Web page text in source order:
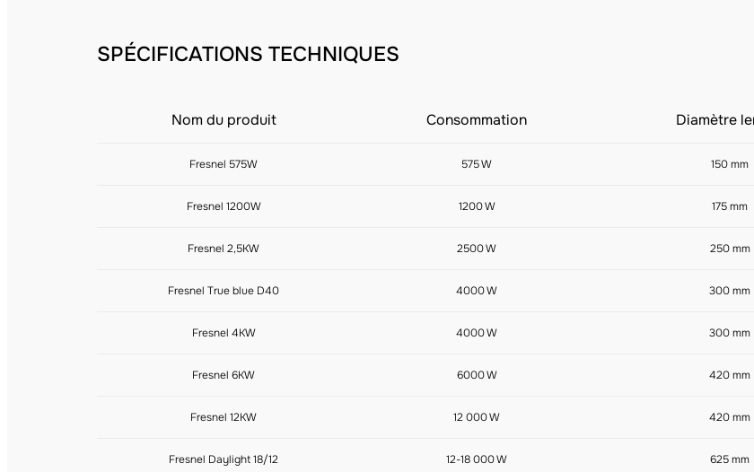
SPÉCIFICATIONS TECHNIQUES
Nom du produit Consommation Diamètre
Fresnel 575W 575 W 150 mm
Fresnel 1200W 1200 W 175 mm
Fresnel 2,5KW 2500 W 250 mm
Fresnel True blue D40 4000 W 300 mm
Fresnel 4KW 4000 W 300 mm
Fresnel 6KW 6000 W 420 mm
Fresnel 12KW 12 000 W 420 mm
Fresnel Daylight 18/12 12-18 000 W 625 mm